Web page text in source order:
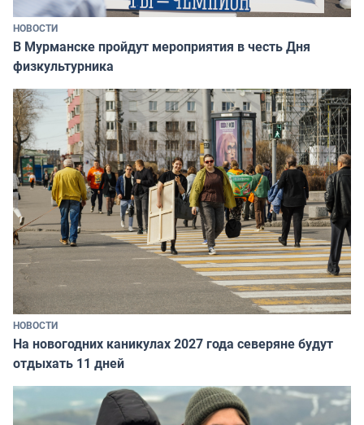
НОВОСТИ
В Мурманске пройдут мероприятия в честь Дня
физкультурника
НОВОСТИ
На новогодних каникулах 2027 года северяне будут
отдыхать 11 дней